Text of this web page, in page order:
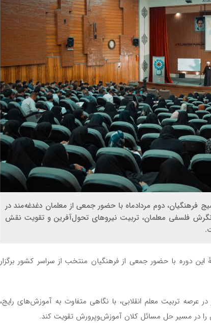
فرهنگیان، دوم مردادماه با حضور جمعی از معلمان دغدغه‌مند در
فلسفی معلمان، تربیت نیروهای تحول‌آفرین و تقویت نقش
این دوره با حضور جمعی از فرهنگیان منتخب از سراسر کشور برگزار
عرصه تربیت معلم انقلابی، با نگاهی متفاوت به آموزش‌های رایج،
را در مسیر حل مسائل کلان آموزش‌وپرورش تقویت کند.